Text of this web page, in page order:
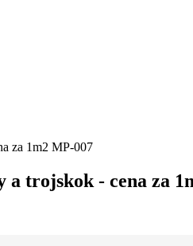
za 1m2 MP-007
trojskok - cena za